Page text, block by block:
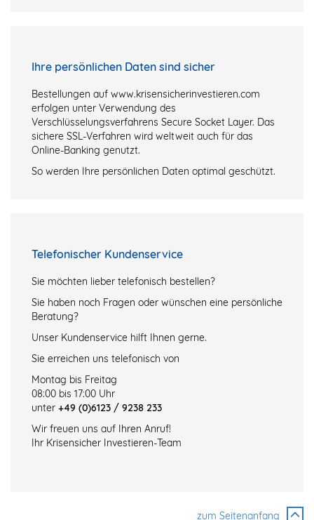
Ihre persönlichen Daten sind sicher
Bestellungen auf www.krisensicherinvestieren.com
erfolgen unter Verwendung des
Verschlüsselungsverfahrens Secure Socket Layer. Das
sichere SSL-Verfahren wird weltweit auch für das
Online-Banking genutzt.
So werden Ihre persönlichen Daten optimal geschützt.
Telefonischer Kundenservice
Sie möchten lieber telefonisch bestellen?
Sie haben noch Fragen oder wünschen eine persönliche
Beratung?
Unser Kundenservice hilft Ihnen gerne.
Sie erreichen uns telefonisch von
Montag bis Freitag
08:00 bis 17:00 Uhr
unter +49 (0)6123 / 9238 233
Wir freuen uns auf Ihren Anruf!
Ihr Krisensicher Investieren-Team
zum Seitenanfang